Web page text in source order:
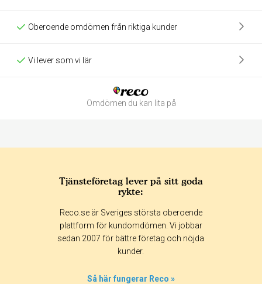
Oberoende omdömen från riktiga kunder
Vi lever som vi lär
Omdömen du kan lita på
365 dagar 90 dagar
30 dagar
Tjänsteföretag lever på sitt goda
rykte:
Reco.se är Sveriges största oberoende
plattform för kundomdömen. Vi jobbar
sedan 2007 för bättre företag och nöjda
kunder.
Så här fungerar Reco »